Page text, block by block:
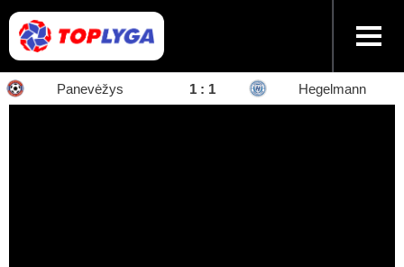
Panevėžys 1 : 1 Hegelmann